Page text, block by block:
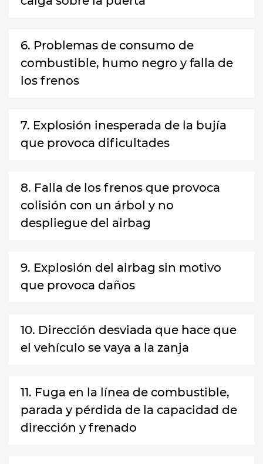
6. Problemas de consumo de
combustible, humo negro y falla de
los frenos
7. Explosión inesperada de la bujía
que provoca dificultades
8. Falla de los frenos que provoca
colisión con un árbol y no
despliegue del airbag
9. Explosión del airbag sin motivo
que provoca daños
10. Dirección desviada que hace que
el vehículo se vaya a la zanja
11. Fuga en la línea de combustible,
parada y pérdida de la capacidad de
dirección y frenado